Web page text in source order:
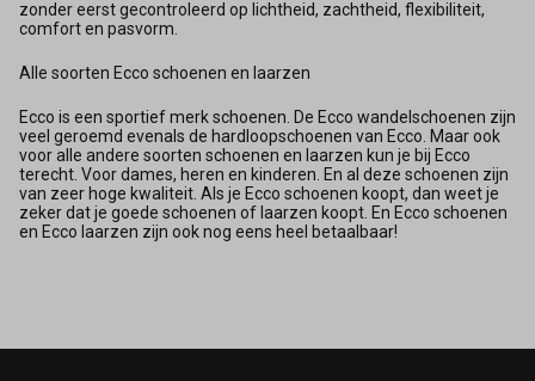
zonder eerst gecontroleerd op lichtheid, zachtheid, flexibiliteit,
comfort en pasvorm.
Alle soorten Ecco schoenen en laarzen
Ecco is een sportief merk schoenen. De Ecco wandelschoenen zijn
veel geroemd evenals de hardloopschoenen van Ecco. Maar ook
voor alle andere soorten schoenen en laarzen kun je bij Ecco
terecht. Voor dames, heren en kinderen. En al deze schoenen zijn
van zeer hoge kwaliteit. Als je Ecco schoenen koopt, dan weet je
zeker dat je goede schoenen of laarzen koopt. En Ecco schoenen
en Ecco laarzen zijn ook nog eens heel betaalbaar!